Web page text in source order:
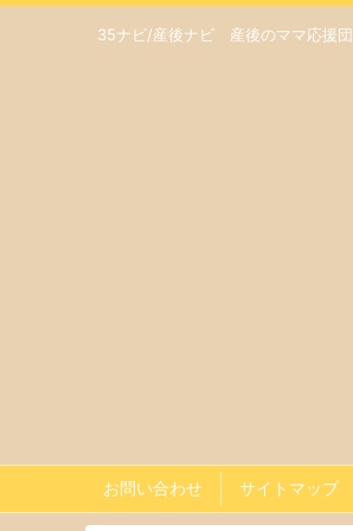
35ナビ/産後ナビ 産後のママ応援団
お問い合わせ サイトマップ